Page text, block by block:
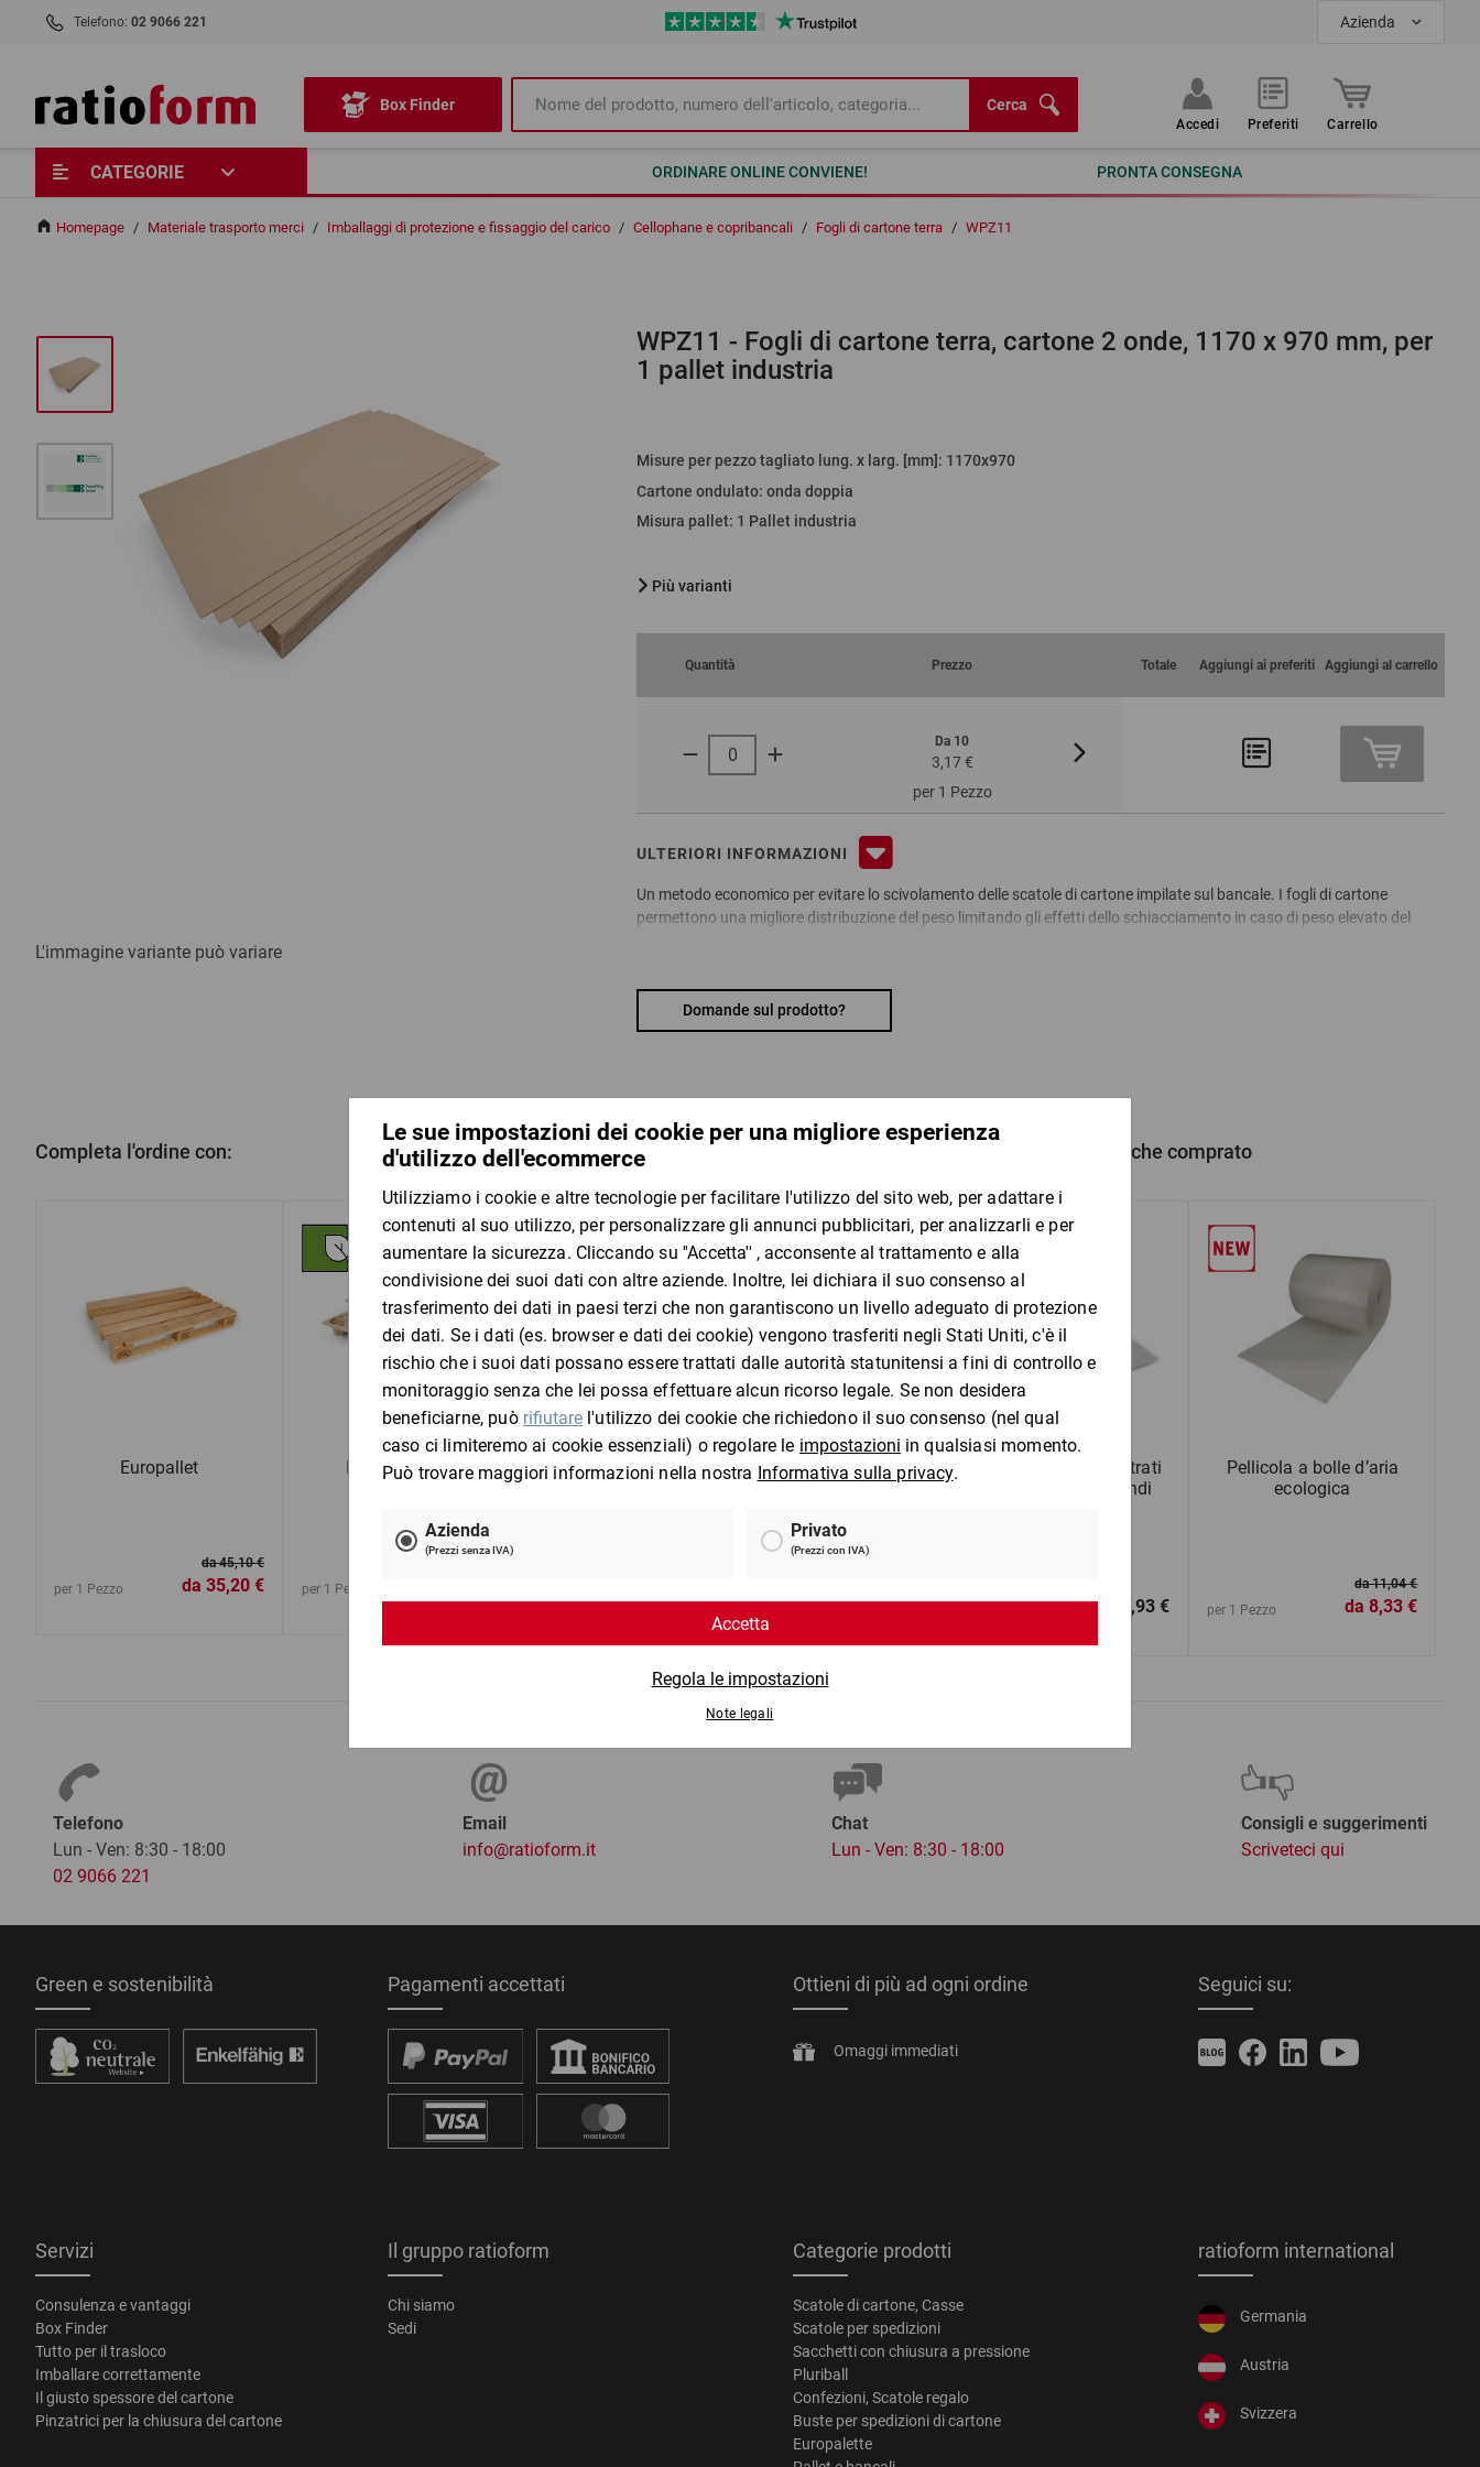
Telefono: 02 9066 221 Azienda
Box Finder Cerca
Accedi Preferiti Carrello
CATEGORIE ORDINARE ONLINE CONVIENE! PRONTA CONSEGNA
Homepage / Materiale trasporto merci / Imballaggi di protezione e fissaggio del carico / Cellophane e copribancali / Fogli di cartone terra / WPZ11
L'immagine variante può variare
WPZ11 - Fogli di cartone terra, cartone 2 onde, 1170 x 970 mm, per
1 pallet industria
Misure per pezzo tagliato lung. x larg. [mm] : 1170x970
Cartone ondulato: onda doppia
Misura pallet: 1 Pallet industria
Più varianti
Quantità Prezzo Totale Aggiungi ai preferiti Aggiungi al carrello
Da 10
3,17 €
Da 50
2,78 €
per 1 Pezzo
ULTERIORI INFORMAZIONI
Un metodo economico per evitare lo scivolamento delle scatole di cartone impilate sul bancale. I fogli di cartone
permettono una migliore distribuzione del peso limitando gli effetti dello schiacciamento in caso di peso elevato del
impediscono lo scivolamento dei cartoni impilati
sistema economico per proteggere la merce
Materiale:
Domande sul prodotto?
Completa l'ordine con:
Europallet
per 1 Pezzo
da 45,10 €
da 35,20 €
Inka pallet terra
per 1 Pezzo
I clienti che hanno visto questo prodotto hanno anche comprato
Film estensibile manuale
da 7,11 €
Pellicola a bolle tre strati
con bolle d'aria grandi
da 28,93 €
Pellicola a bolle d’aria
ecologica
per 1 Pezzo
da 11,04 €
da 8,33 €
Telefono
Lun - Ven: 8:30 - 18:00
02 9066 221
Email
info@ratioform.it
Chat
Lun - Ven: 8:30 - 18:00
Consigli e suggerimenti
Scriveteci qui
Green e sostenibilità Pagamenti accettati Ottieni di più ad ogni ordine
Omaggi immediati
Seguici su:
Servizi
Consulenza e vantaggi
Box Finder
Tutto per il trasloco
Imballare correttamente
Il giusto spessore del cartone
Pinzatrici per la chiusura del cartone
Il gruppo ratioform
Chi siamo
Sedi
Categorie prodotti
Scatole di cartone, Casse
Scatole per spedizioni
Sacchetti con chiusura a pressione
Pluriball
Confezioni, Scatole regalo
Buste per spedizioni di cartone
Europalette
ratioform international
Germania
Austria
Svizzera